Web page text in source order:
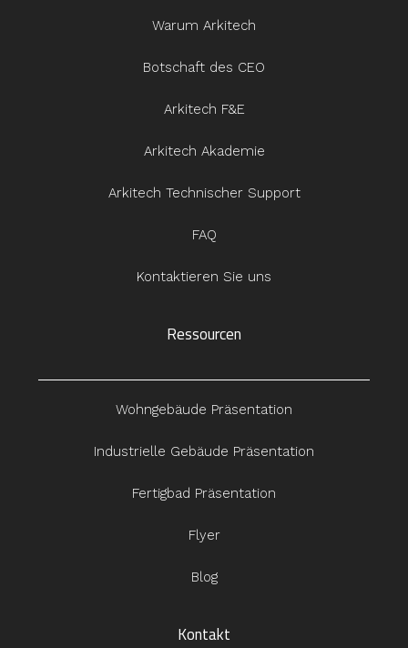
Warum Arkitech
Botschaft des CEO
Arkitech F&E
Arkitech Akademie
Arkitech Technischer Support
FAQ
Kontaktieren Sie uns
Ressourcen
Wohngebäude Präsentation
Industrielle Gebäude Präsentation
Fertigbad Präsentation
Flyer
Blog
Kontakt